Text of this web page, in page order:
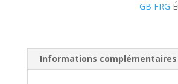
GB FRG
Informations complémentaires